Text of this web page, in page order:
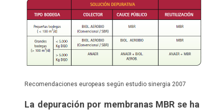
Recomendaciones europeas según estudio sinergia 2007
La depuración por membranas MBR se ha